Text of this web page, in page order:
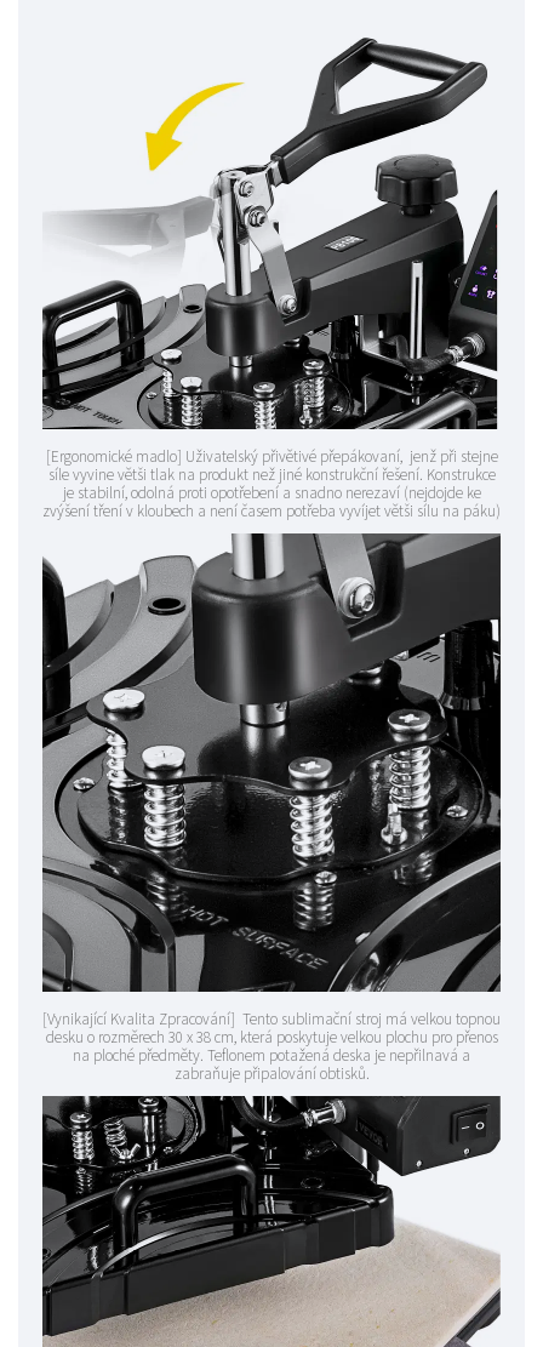
[Ergonomické madlo] Uživatelský přivětivé přepákovaní, jenž při stejne
síle vyvine větši tlak na produkt než jiné konstrukční řešení. Konstrukce
je stabilní, odolná proti opotřebení a snadno nerezaví (nejdojde ke
zvýšení tření v kloubech a není časem potřeba vyvíjet větši sílu na páku)
[Vynikající Kvalita Zpracování] Tento sublimační stroj má velkou topnou
desku o rozměrech 30 x 38 cm, která poskytuje velkou plochu pro přenos
na ploché předměty. Teflonem potažená deska je nepřilnavá a
zabraňuje připalování obtisků.